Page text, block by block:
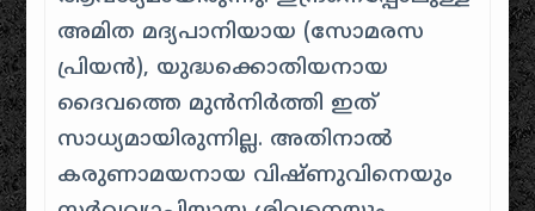
അമിത മദ്യപാനിയായ (സോമരസ
പ്രിയൻ), യുദ്ധക്കൊതിയനായ
ദൈവത്തെ മുൻനിർത്തി ഇത്
സാധ്യമായിരുന്നില്ല. അതിനാൽ
കരുണാമയനായ വിഷ്ണുവിനെയും